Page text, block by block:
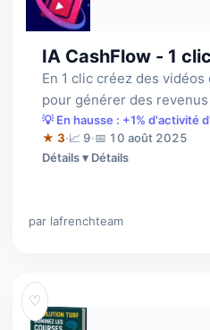
IA CashFlow - 1
En 1 clic créez des
pour générer des
YouTube, TikTok, Insta et
💡 En hausse : +1% d'activité
★ 3·📈 9·📅 10 août 2025
Détails
par lafrenchteam
♡